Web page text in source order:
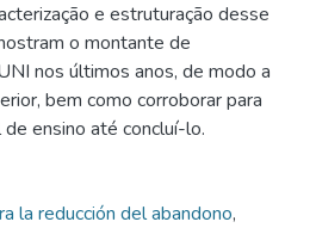
e estruturação desse
o montante de
nos últimos anos, de modo a
bem como corroborar para
ensino até concluí-lo.
la reducción del abandono,